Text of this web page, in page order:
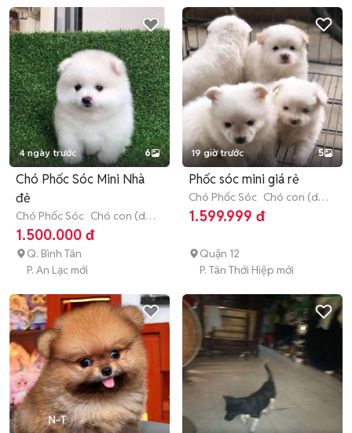
4 ngày trước 6
Chó Phốc Sóc Mini Nhà
đẻ
Chó Phốc Sóc Chó con (dưới
3 tháng tuổi)
1.500.000 đ
Q. Bình Tân
P. An Lạc mới
19 giờ trước 5
Phốc sóc mini giá rẻ
Chó Phốc Sóc Chó con (dưới
3 tháng tuổi)
1.599.999 đ
Quận 12
P. Tân Thới Hiệp mới